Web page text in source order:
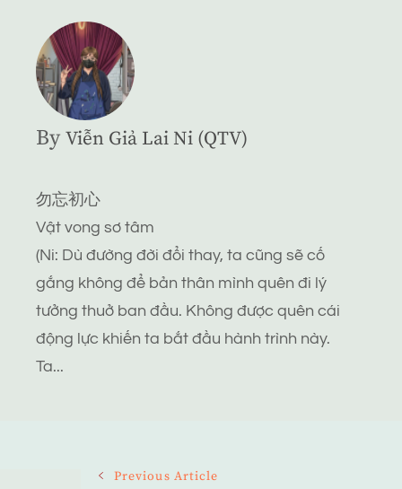
By Viễn Giả Lai Ni (QTV)
勿忘初心
Vật vong sơ tâm
(Ni: Dù đường đời đổi thay, ta cũng sẽ cố
gắng không để bản thân mình quên đi lý
tưởng thuở ban đầu. Không được quên cái
động lực khiến ta bắt đầu hành trình này.
Ta...
Previous Article